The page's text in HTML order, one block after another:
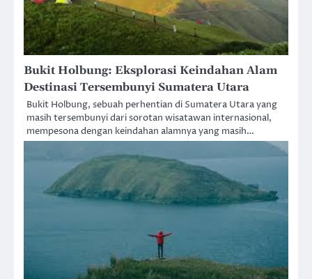
Bukit Holbung: Eksplorasi Keindahan Alam
Destinasi Tersembunyi Sumatera Utara
Bukit Holbung, sebuah perhentian di Sumatera Utara yang
masih tersembunyi dari sorotan wisatawan internasional,
mempesona dengan keindahan alamnya yang masih…